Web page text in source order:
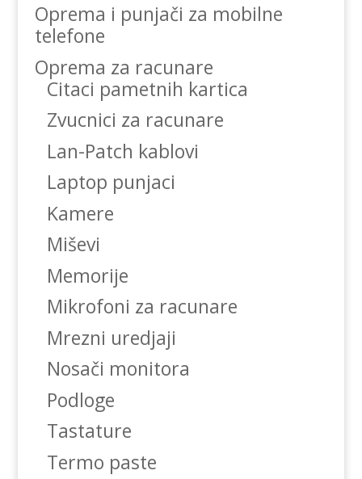
Oprema i punjači za mobilne
telefone
Oprema za racunare
Citaci pametnih kartica
Zvucnici za racunare
Lan-Patch kablovi
Laptop punjaci
Kamere
Miševi
Memorije
Mikrofoni za racunare
Mrezni uredjaji
Nosači monitora
Podloge
Tastature
Termo paste